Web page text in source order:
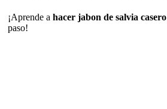
¡Aprende a hacer jabon de salvia casero
paso!